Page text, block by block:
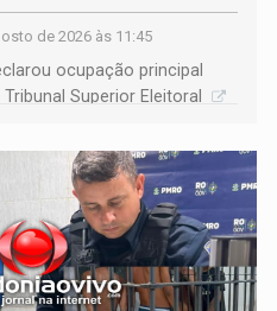
de 2026 às 11:45
ocupação principal
Superior Eleitoral